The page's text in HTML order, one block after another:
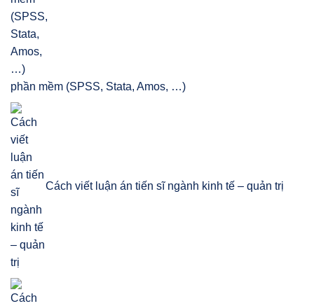
phần mềm (SPSS, Stata, Amos, …)
Cách viết luận án tiến sĩ ngành kinh tế – quản trị